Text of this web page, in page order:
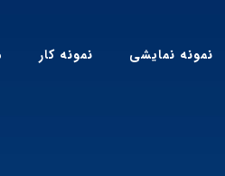
نمونه نمایشی نمونه کار